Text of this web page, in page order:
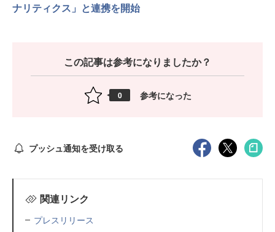
ナリティクス」と連携を開始
この記事は参考になりましたか？
0 参考になった
プッシュ通知を受け取る
関連リンク
プレスリリース